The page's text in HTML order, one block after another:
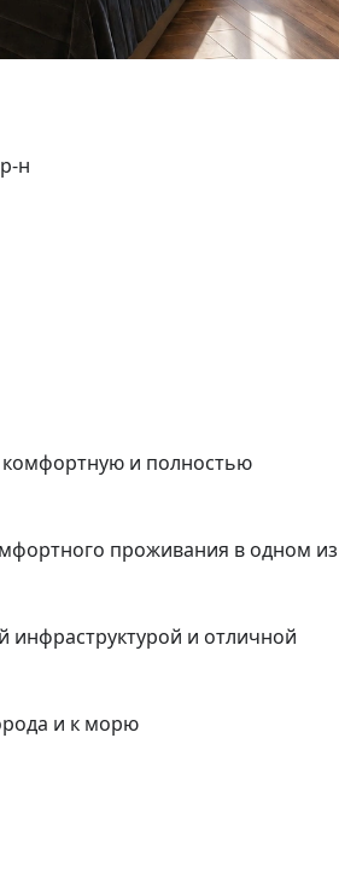
н
и полностью
проживания в одном из
инфраструктурой и отличной
и к морю